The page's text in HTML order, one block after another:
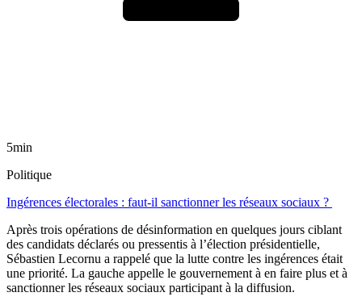
5min
Politique
Ingérences électorales : faut-il sanctionner les réseaux sociaux ?
Après trois opérations de désinformation en quelques jours ciblant
des candidats déclarés ou pressentis à l’élection présidentielle,
Sébastien Lecornu a rappelé que la lutte contre les ingérences était
une priorité. La gauche appelle le gouvernement à en faire plus et à
sanctionner les réseaux sociaux participant à la diffusion.